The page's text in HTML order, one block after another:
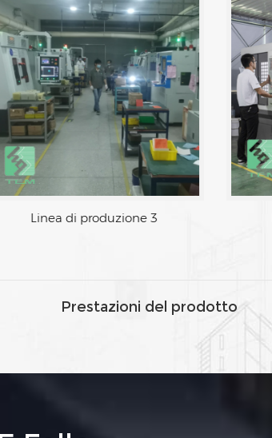
Linea di produzione 3
Prestazioni del prodotto